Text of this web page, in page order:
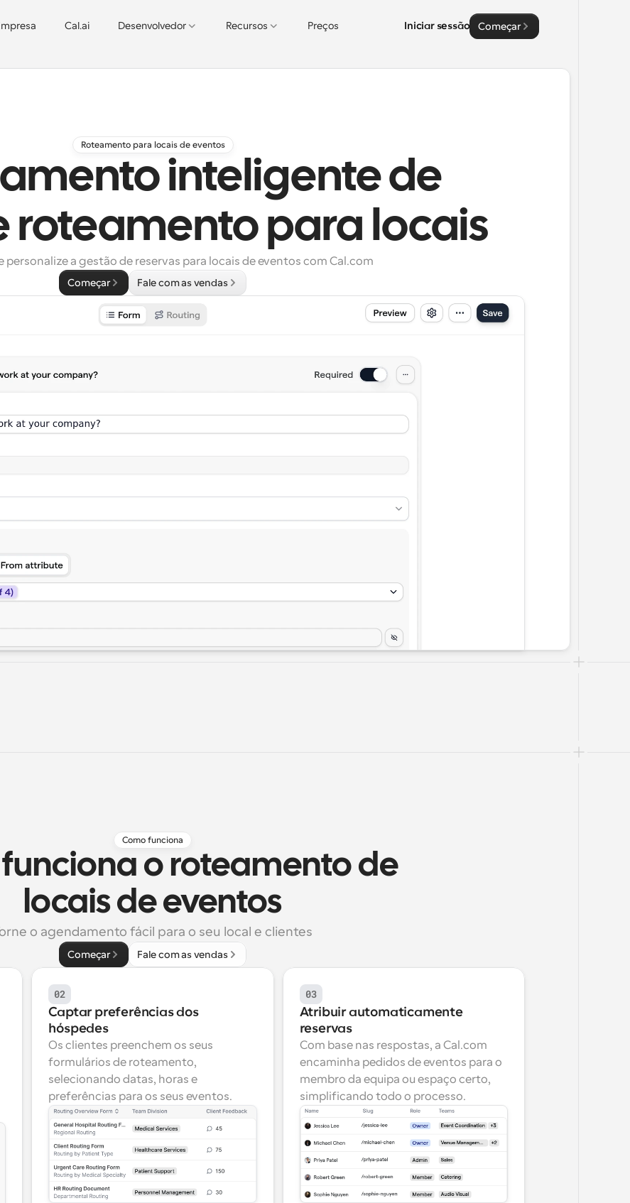
Cal.ai Desenvolvedor Recursos Preços Iniciar sessão Começar
Roteamento para locais de eventos
inteligente de
roteamento para locais
personalize a gestão de reservas para locais de eventos com Cal.com
Começar Fale com as vendas
Como funciona
o roteamento de
locais de eventos
o agendamento fácil para o seu local e clientes
Começar Fale com as vendas
02
Captar preferências dos
hóspedes
Os clientes preenchem os seus
formulários de roteamento,
selecionando datas, horas e
preferências para os seus eventos.
03
Atribuir automaticamente
reservas
Com base nas respostas, a Cal.com
encaminha pedidos de eventos para o
membro da equipa ou espaço certo,
simplificando todo o processo.